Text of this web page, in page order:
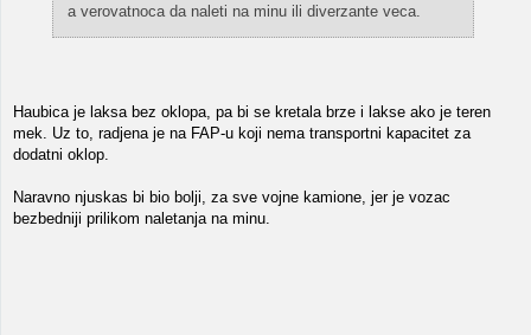
a verovatnoca da naleti na minu ili diverzante veca.
Haubica je laksa bez oklopa, pa bi se kretala brze i lakse ako je teren
mek. Uz to, radjena je na FAP-u koji nema transportni kapacitet za
dodatni oklop.
Naravno njuskas bi bio bolji, za sve vojne kamione, jer je vozac
bezbedniji prilikom naletanja na minu.